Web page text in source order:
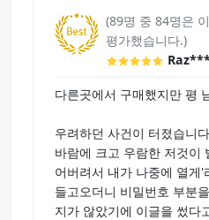
(89명 중 84명은
평가했습니다.)
다른곳에서 구매했지만 평
우려하던 사건이 터졌습니
바람에 크고 우람한 저것이
어버려서 내가 나중에 열게
들고오더니 비밀번호 부분
지가 않았기에 이글을 썼다